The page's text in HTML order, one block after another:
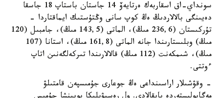
سونداي-اق اسقاربەك ەرتايەۆ 14 جاستان باستاپ 18 جاسقا
دەيىنگى بالالاردىڭ ەڭ كوپ سانى وڭتۇستىك ايماقتاردا -
تۇركىستان (236,6 مىڭ)، الماتى (143,5 مىڭ)، جامبىل (120
مىڭ) وبلىستارىندا جانە الماتى (161,8 مىڭ)، استانا (107
مىڭ)، شىمكەنت (112 مىڭ) قالالارىندا تىركەلگەنىن اتاپ
ءوتتى.
- وقۋشىلار اراسىنداعى ەڭ جوعارى جۇمىسپەن قامتىلۋ